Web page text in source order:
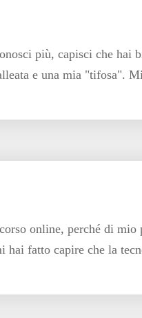
più, capisci che hai
e una mia "tifosa".
online, perché di
hai fatto capire che la